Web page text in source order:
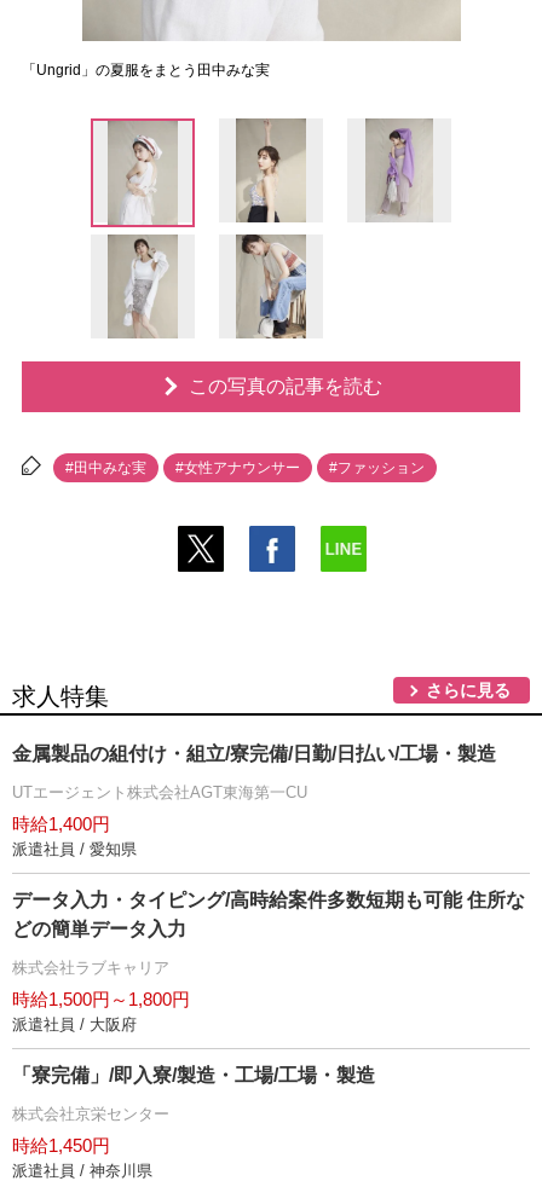
「Ungrid」の夏服をまとう田中みな実
この写真の記事を読む
#田中みな実 #女性アナウンサー #ファッション
求人特集 さらに見る
金属製品の組付け・組立/寮完備/日勤/日払い/工場・製造
UTエージェント株式会社AGT東海第一CU
時給1,400円
派遣社員 / 愛知県
データ入力・タイピング/高時給案件多数短期も可能 住所な
どの簡単データ入力
株式会社ラブキャリア
時給1,500円～1,800円
派遣社員 / 大阪府
「寮完備」/即入寮/製造・工場/工場・製造
株式会社京栄センター
時給1,450円
派遣社員 / 神奈川県